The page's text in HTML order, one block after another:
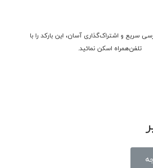
سریع و اشتراک‌گذاری آسان، این بارکد را با
تلفن‌همراه اسکن نمائید.